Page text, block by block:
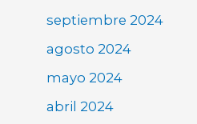
septiembre 2024
agosto 2024
mayo 2024
abril 2024